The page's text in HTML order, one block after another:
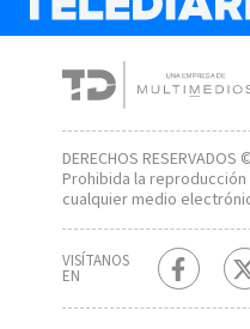
DERECHOS RESERVADOS
Prohibida la
cualquier medio
VISÍTANOS
EN